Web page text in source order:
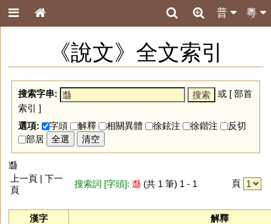
粵
普
《說文》全文索引
搜索字串: 或 [ 部首
索引 ]
選項:
字頭 解釋 相關異體 徐鉉注 徐鍇注
反切
部居
全選 清空
邎
上一頁 | 下一
頁
搜索詞 [字頭]: 邎(共 1 筆) 1 - 1 頁
漢字
解釋